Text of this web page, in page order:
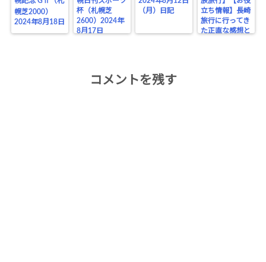
幌芝2000）
2024年8月18日
杯（札幌芝
2600）2024年
8月17日
（月）日記
立ち情報】長崎
旅行に行ってき
た正直な感想と
コメントを残す